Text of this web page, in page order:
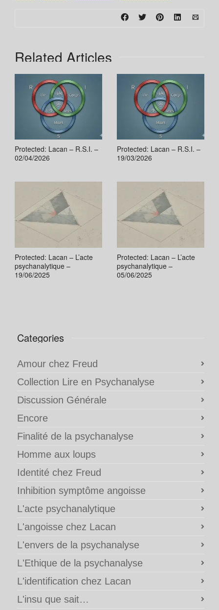
Related Articles
Protected: Lacan – R.S.I. –
02/04/2026
Protected: Lacan – R.S.I. –
19/03/2026
Protected: Lacan – L’acte
psychanalytique –
19/06/2025
Protected: Lacan – L’acte
psychanalytique –
05/06/2025
Categories
Amour chez Freud
Collection Lire en Psychanalyse
Discussion Générale
Encore
Finalité de la psychanalyse
Homme aux loups
Identité chez Freud
Inhibition symptôme angoisse
L'acte psychanalytique
L'angoisse chez Lacan
L'envers de la psychanalyse
L'Ethique de la psychanalyse
L'identification chez Lacan
L'insu que sait…